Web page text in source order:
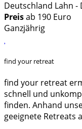
Deutschland Lahn -
Preisab 190 Euro
Ganzjährig
find your retreat
find your retreat
schnell und
finden. Anhand
geeignete Retreats